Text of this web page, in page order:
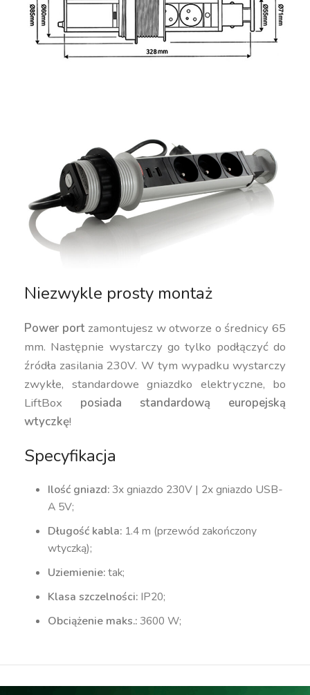
Niezwykle prosty montaż
Power portzamontujesz w otworze o średnicy 65
mm. Następnie wystarczy go tylko podłączyć do
źródła zasilania 230V. W tym wypadku wystarczy
zwykłe, standardowe gniazdko elektryczne, bo
LiftBox posiada standardową europejską
wtyczkę!
Specyfikacja
Ilość gniazd:3x gniazdo 230V | 2x gniazdo USB-
A 5V;
Długość kabla: 1.4 m (przewód zakończony
wtyczką);
Uziemienie:tak;
Klasa szczelności: IP20;
Obciążenie maks.:3600 W;